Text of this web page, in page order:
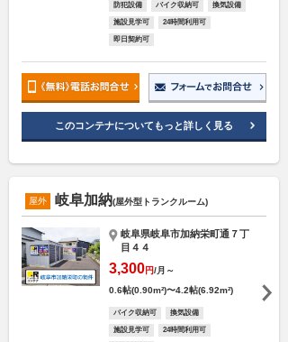
防犯設備 バイク収納可 換気設備
施設見学可 24時間利用可
即日契約可
このコンテナについてもっと詳しく見る
屋外 岐阜加納(屋外型トランクルーム)
岐阜県岐阜市加納栄町通７丁
目４４
3,300円/月～
0.6帖(0.90m²)〜4.2帖(6.92m²)
バイク収納可 換気設備
施設見学可 24時間利用可